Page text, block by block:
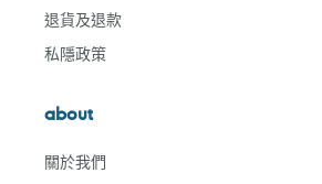
退貨及退款
私隱政策
about
關於我們